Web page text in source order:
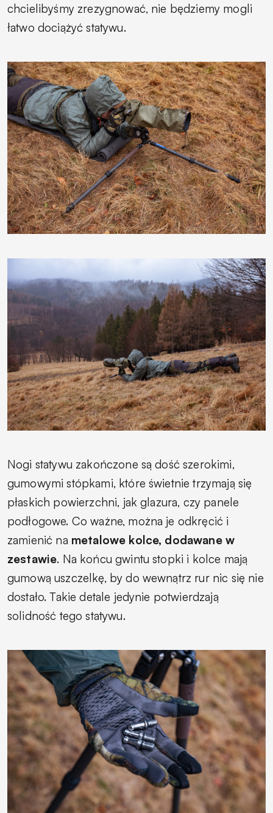
chcielibyśmy zrezygnować, nie będziemy mogli
łatwo dociążyć statywu.
Nogi statywu zakończone są dość szerokimi,
gumowymi stópkami, które świetnie trzymają się
płaskich powierzchni, jak glazura, czy panele
podłogowe. Co ważne, można je odkręcić i
zamienić na metalowe kolce, dodawane w
zestawie. Na końcu gwintu stopki i kolce mają
gumową uszczelkę, by do wewnątrz rur nic się nie
dostało. Takie detale jedynie potwierdzają
solidność tego statywu.